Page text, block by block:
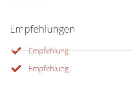
Empfehlungen
Empfehlung
Empfehlung